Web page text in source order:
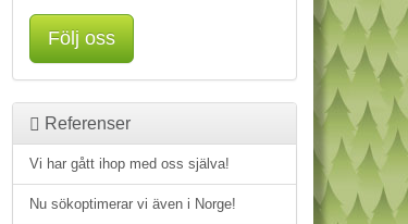
Följ oss
Referenser
Vi har gått ihop med oss själva!
Nu sökoptimerar vi även i Norge!